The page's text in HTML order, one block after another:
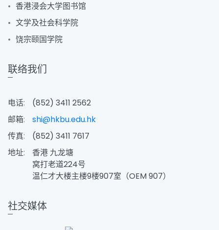
香港浸会大学图书馆
文学及社会科学院
饶宗颐国学院
联络我们
电话:
(852) 3411 2562
邮箱:
shi@hkbu.edu.hk
传真:
(852) 3411 7617
地址:
香港 九龙塘
窝打老道224号
温仁才大楼主楼9楼907室（OEM 907）
社交媒体